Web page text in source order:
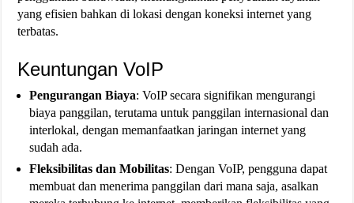
yang efisien bahkan di lokasi dengan koneksi internet yang
terbatas.
Keuntungan VoIP
Pengurangan Biaya: VoIP secara signifikan mengurangi
biaya panggilan, terutama untuk panggilan internasional dan
interlokal, dengan memanfaatkan jaringan internet yang
sudah ada.
Fleksibilitas dan Mobilitas: Dengan VoIP, pengguna dapat
membuat dan menerima panggilan dari mana saja, asalkan